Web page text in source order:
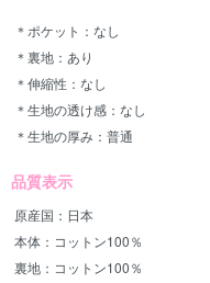
＊ポケット：なし
＊裏地：あり
＊伸縮性：なし
＊生地の透け感：なし
＊生地の厚み：普通
品質表示
原産国：日本
本体：コットン100％
裏地：コットン100％